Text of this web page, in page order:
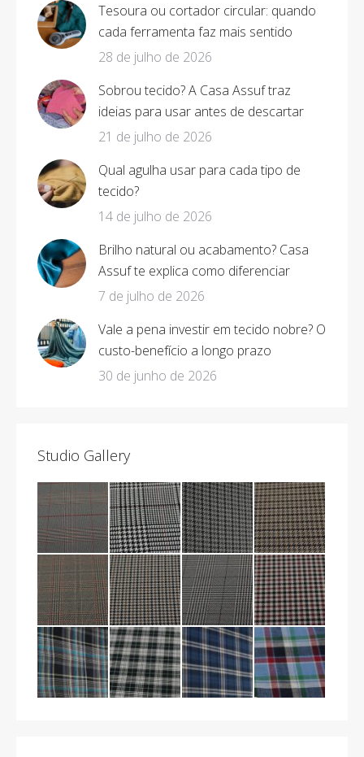
Tesoura ou cortador circular: quando
cada ferramenta faz mais sentido
28 de julho de 2026
Sobrou tecido? A Casa Assuf traz
ideias para usar antes de descartar
21 de julho de 2026
Qual agulha usar para cada tipo de
tecido?
14 de julho de 2026
Brilho natural ou acabamento? Casa
Assuf te explica como diferenciar
7 de julho de 2026
Vale a pena investir em tecido nobre? O
custo-benefício a longo prazo
30 de junho de 2026
Studio Gallery